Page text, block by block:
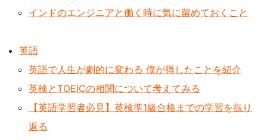
インドのエンジニアと働く時に気に留めておくこと
英語
英語で人生が劇的に変わる 僕が得したことを紹介
英検とTOEICの相関について考えてみる
【英語学習者必見】英検準1級合格までの学習を振り
返る